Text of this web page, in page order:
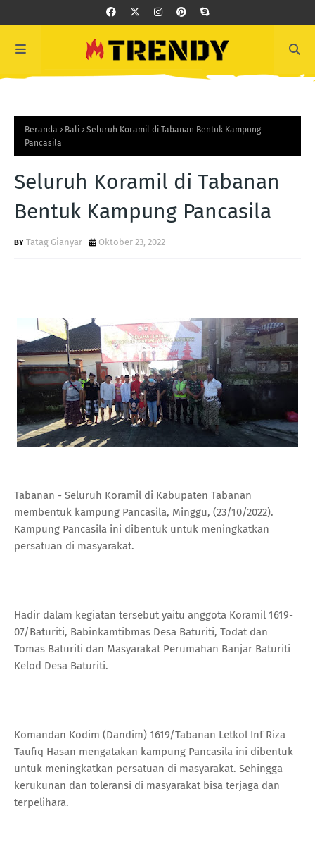
Beranda Bali
Seluruh Koramil di Tabanan Bentuk Kampung
Pancasila
Seluruh Koramil di Tabanan
Bentuk Kampung Pancasila
Tatag Gianyar Oktober 23, 2022
Tabanan - Seluruh Koramil di Kabupaten Tabanan
membentuk kampung Pancasila, Minggu, (23/10/2022).
Kampung Pancasila ini dibentuk untuk meningkatkan
persatuan di masyarakat.
Hadir dalam kegiatan tersebut yaitu anggota Koramil 1619-
07/Baturiti, Babinkamtibmas Desa Baturiti, Todat dan
Tomas Baturiti dan Masyarakat Perumahan Banjar Baturiti
Kelod Desa Baturiti.
Komandan Kodim (Dandim) 1619/Tabanan Letkol Inf Riza
Taufiq Hasan mengatakan kampung Pancasila ini dibentuk
untuk meningkatkan persatuan di masyarakat. Sehingga
kerukunan dan toleransi di masyarakat bisa terjaga dan
terpelihara.